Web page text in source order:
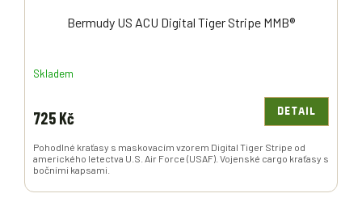
Bermudy US ACU Digital Tiger Stripe MMB®
Skladem
725 Kč DETAIL
Pohodlné kraťasy s maskovacím vzorem Digital Tiger Stripe od
amerického letectva U.S. Air Force (USAF). Vojenské cargo kraťasy s
bočními kapsami.